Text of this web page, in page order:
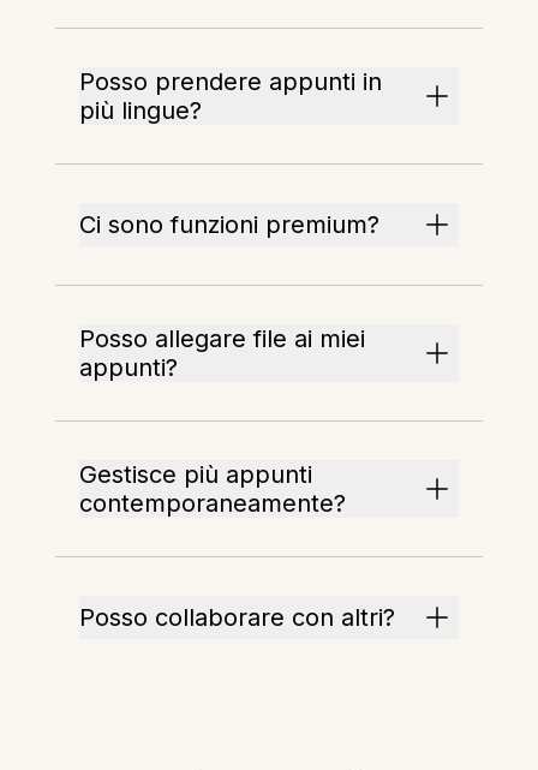
Posso prendere appunti in
più lingue?
Ci sono funzioni premium?
Posso allegare file ai miei
appunti?
Gestisce più appunti
contemporaneamente?
Posso collaborare con altri?